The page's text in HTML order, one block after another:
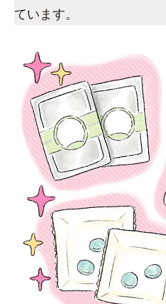
ています。